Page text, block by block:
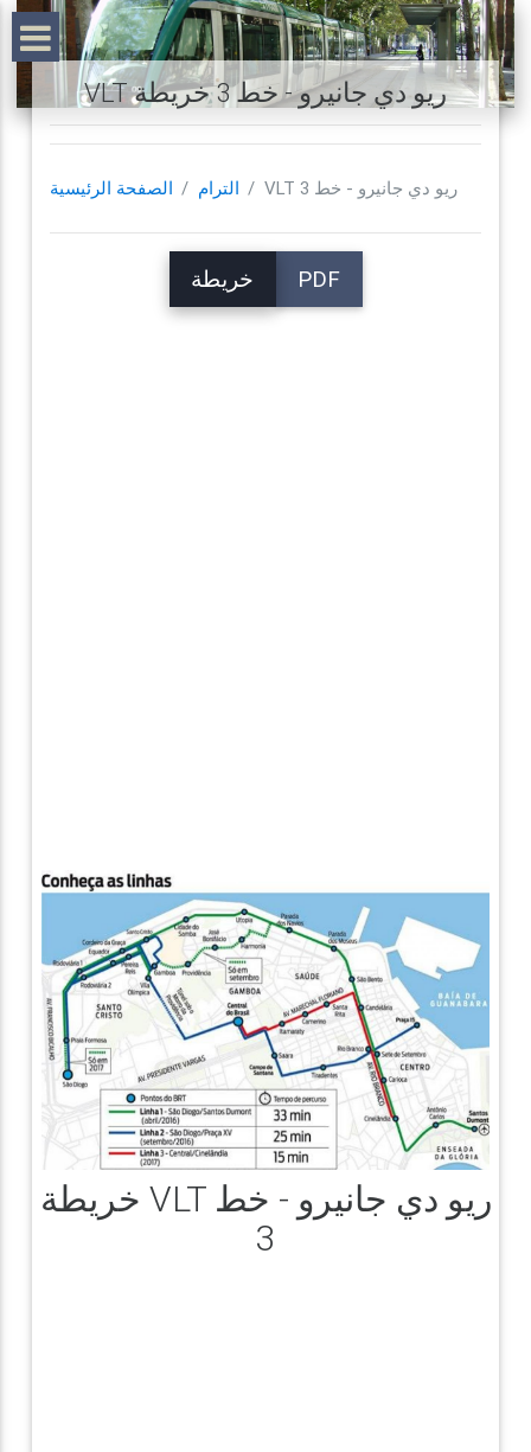
VLT ريو دي جانيرو - خط 3 خريطة
الصفحة الرئيسية الترام VLT ريو دي جانيرو - خط 3
خريطة PDF
خريطة VLT ريو دي جانيرو - خط
3